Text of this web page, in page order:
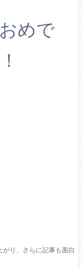
めで
り、さらに記事も面白